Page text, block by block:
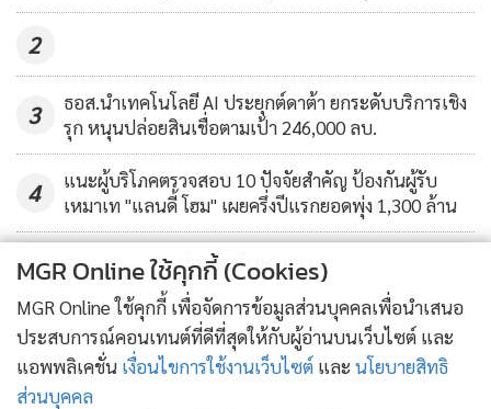
2
3
ธอส.นำเทคโนโลยี AI ประยุกต์ดาต้า ยกระดับบริการเชิง
รุก หนุนปล่อยสินเชื่อตามเป้า 246,000 ลบ.
4
แนะผู้บริโภคตรวจสอบ 10 ปัจจัยสำคัญ ป้องกันผู้รับ
เหมาเท "แลนดี้ โฮม" เผยครึ่งปีแรกยอดพุ่ง 1,300 ล้าน
ข่าวอื่นในหมวด
MGR Online ใช้คุกกี้ (Cookies)
MGR Online ใช้คุกกี้ เพื่อจัดการข้อมูลส่วนบุคคลเพื่อนำเสนอ
ประสบการณ์คอนเทนต์ที่ดีที่สุดให้กับผู้อ่านบนเว็บไซต์ และ
แอพพลิเคชั่น เงื่อนไขการใช้งานเว็บไซต์ และ นโยบายสิทธิ
ส่วนบุคคล